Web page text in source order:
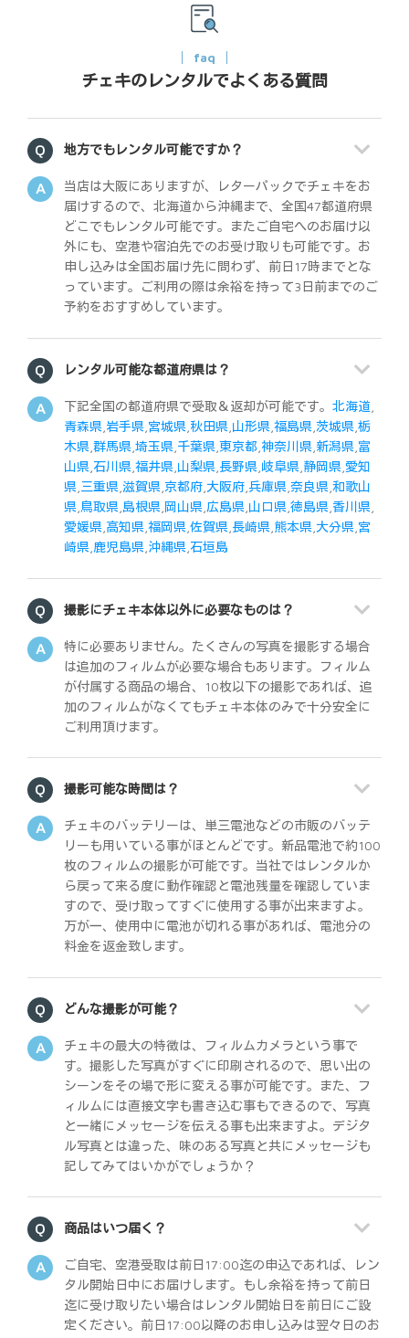
faq
チェキのレンタルでよくある質問
地方でもレンタル可能ですか？
当店は大阪にありますが、レターパックでチェキをお
届けするので、北海道から沖縄まで、全国47都道府県
どこでもレンタル可能です。またご自宅へのお届け以
外にも、空港や宿泊先でのお受け取りも可能です。お
申し込みは全国お届け先に問わず、前日17時までとな
っています。ご利用の際は余裕を持って3日前までのご
予約をおすすめしています。
レンタル可能な都道府県は？
下記全国の都道府県で受取＆返却が可能です。 北海道
青森県 岩手県 宮城県 秋田県 山形県 福島県 茨城県 栃
木県 群馬県 埼玉県 千葉県 東京都 神奈川県 新潟県 富
山県 石川県 福井県 山梨県 長野県 岐阜県 静岡県 愛知
県 三重県 滋賀県 京都府 大阪府 兵庫県 奈良県 和歌山
県 鳥取県 島根県 岡山県 広島県 山口県 徳島県 香川県
愛媛県 高知県 福岡県 佐賀県 長崎県 熊本県 大分県 宮
崎県 鹿児島県 沖縄県 石垣島
撮影にチェキ本体以外に必要なものは？
特に必要ありません。たくさんの写真を撮影する場合
は追加のフィルムが必要な場合もあります。フィルム
が付属する商品の場合、10枚以下の撮影であれば、追
加のフィルムがなくてもチェキ本体のみで十分安全に
ご利用頂けます。
撮影可能な時間は？
チェキのバッテリーは、単三電池などの市販のバッテ
リーも用いている事がほとんどです。新品電池で約100
枚のフィルムの撮影が可能です。当社ではレンタルか
ら戻って来る度に動作確認と電池残量を確認していま
すので、受け取ってすぐに使用する事が出来ますよ。
万が一、使用中に電池が切れる事があれば、電池分の
料金を返金致します。
どんな撮影が可能？
チェキの最大の特徴は、フィルムカメラという事で
す。撮影した写真がすぐに印刷されるので、思い出の
シーンをその場で形に変える事が可能です。また、フ
ィルムには直接文字も書き込む事もできるので、写真
と一緒にメッセージを伝える事も出来ますよ。デジタ
ル写真とは違った、味のある写真と共にメッセージも
記してみてはいかがでしょうか？
商品はいつ届く？
ご自宅、空港受取は前日17:00迄の申込であれば、レン
タル開始日中にお届けします。もし余裕を持って前日
迄に受け取りたい場合はレンタル開始日を前日にご設
定ください。前日17:00以降のお申し込みは翌々日のお